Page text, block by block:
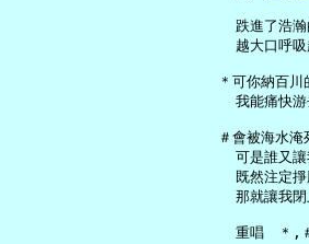
跌進了浩瀚
越大口呼吸
＊可你納百川
我能痛快游
＃會被海水淹
可是誰又讓
既然注定掙
那就讓我閉
重唱　＊,